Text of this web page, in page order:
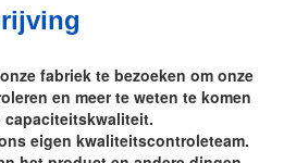
fabriek te bezoeken om onze
en meer te weten te komen
capaciteitskwaliteit.
eigen kwaliteitscontroleteam.